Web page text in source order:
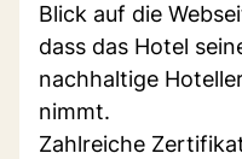
Blick auf die
dass das Hotel
nachhaltige
nimmt.
Zahlreiche